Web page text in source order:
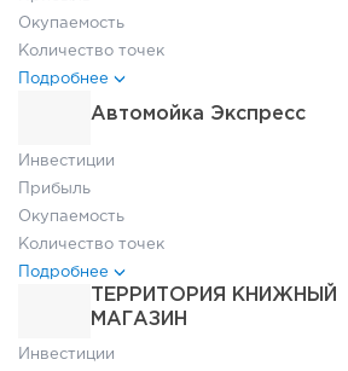
Окупаемость
Количество точек
Подробнее
Автомойка Экспресс
Инвестиции
Прибыль
Окупаемость
Количество точек
Подробнее
ТЕРРИТОРИЯ КНИЖНЫЙ
МАГАЗИН
Инвестиции